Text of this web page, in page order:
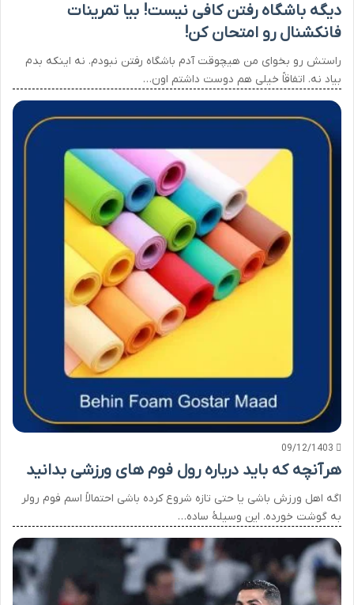
دیگه باشگاه رفتن کافی نیست! بیا تمرینات
فانکشنال رو امتحان کن!
راستش رو بخوای من هیچوقت آدم باشگاه رفتن نبودم. نه اینکه بدم
بیاد نه. اتفاقاً خیلی هم دوست داشتم اون…
09/12/1403
هرآنچه که باید درباره رول فوم های ورزشی بدانید
اگه اهل ورزش باشی یا حتی تازه شروع کرده باشی احتمالاً اسم فوم رولر
به گوشت خورده. این وسیلهٔ ساده…